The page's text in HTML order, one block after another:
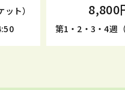
ト）
8,800
第1・2・3・4週